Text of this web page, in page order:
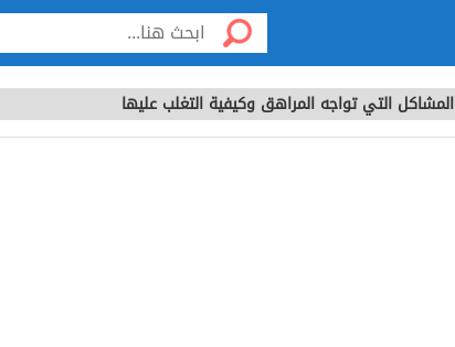
المشاكل التي تواجه المراهق وكيفية التغلب عليها